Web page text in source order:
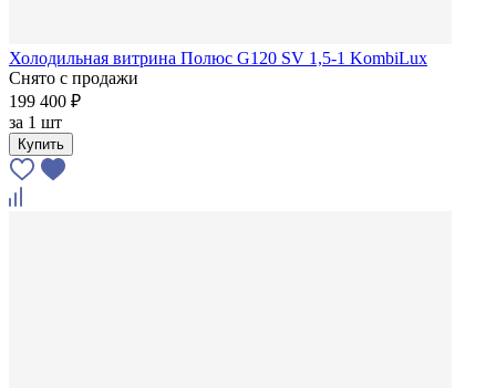
Холодильная витрина Полюс G120 SV 1,5-1 KombiLux
Снято с продажи
199 400 ₽
за 1 шт
Купить